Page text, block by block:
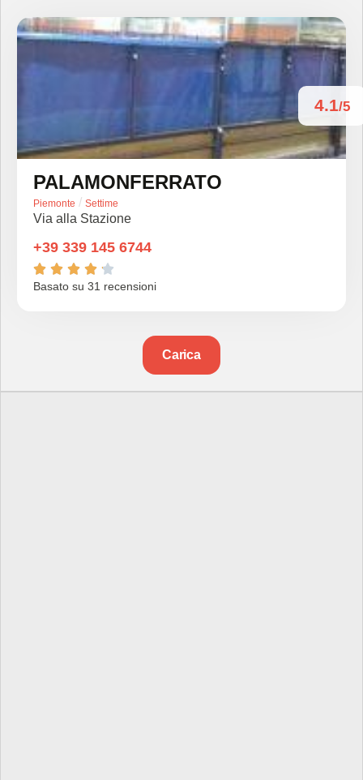
4.1/5
PALAMONFERRATO
Piemonte / Settime
Via alla Stazione
+39 339 145 6744
    
Basato su 31 recensioni
Carica